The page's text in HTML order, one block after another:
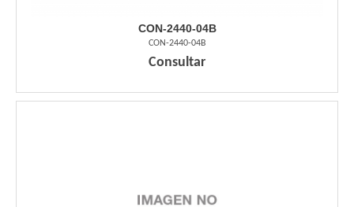
CON-2440-04B
CON-2440-04B
Consultar